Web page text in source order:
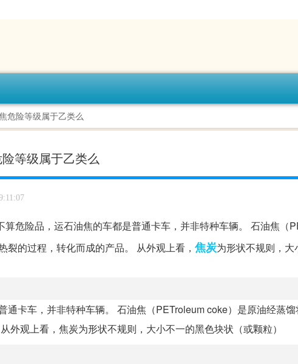
危险等级属于乙类么
等级属于乙类么
算危险品，运石油焦的车都是普通卡车，并非特种车辆。 石油焦（
的过程，转化而成的产品。 从外观上看， 焦炭为形状不规则，
通卡车，并非特种车辆。 石油焦（PETroleum coke）是原油经蒸
外观上看，焦炭为形状不规则，大小不一的黑色块状（或颗粒）